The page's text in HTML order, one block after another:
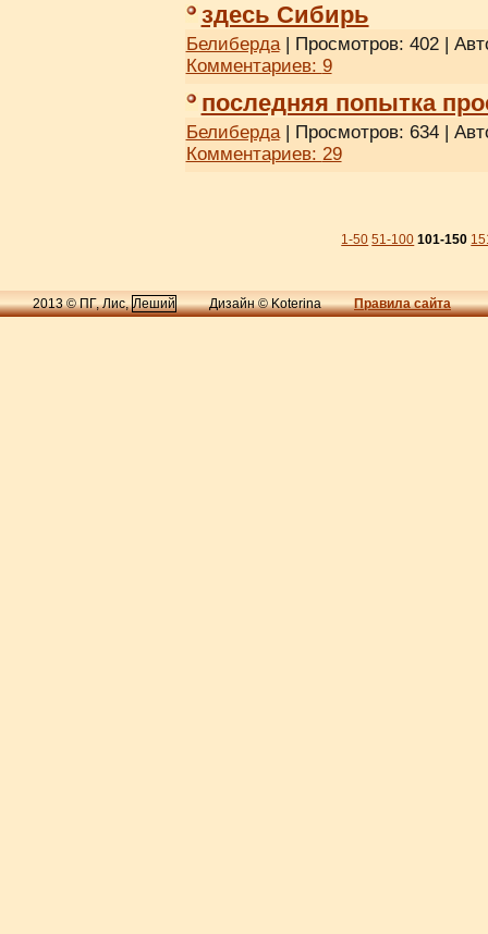
здесь Сибирь
Белиберда| Просмотров: 402 |
Комментариев: 9
последняя попытка
Белиберда| Просмотров: 634 |
Комментариев: 29
1-50 51-100 101-150
2013 © ПГ, Лис,Леший Дизайн © Koterina Правила сайта